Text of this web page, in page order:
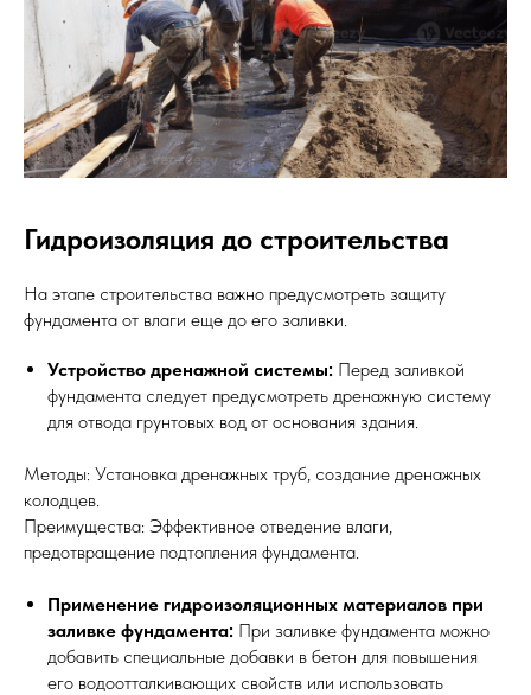
Гидроизоляция до строительства
На этапе строительства важно предусмотреть защиту
фундамента от влаги еще до его заливки.
Устройство дренажной системы: Перед заливкой
фундамента следует предусмотреть дренажную систему
для отвода грунтовых вод от основания здания.
Методы: Установка дренажных труб, создание дренажных
колодцев.
Преимущества: Эффективное отведение влаги,
предотвращение подтопления фундамента.
Применение гидроизоляционных материалов при
заливке фундамента: При заливке фундамента можно
добавить специальные добавки в бетон для повышения
его водоотталкивающих свойств или использовать